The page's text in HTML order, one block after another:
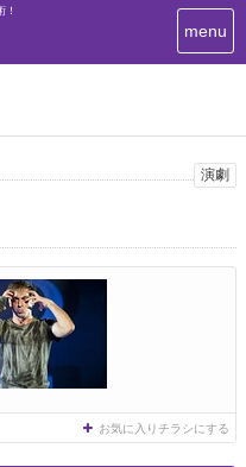
T
o
i
g
menu
演劇
お気に入りチラシにする